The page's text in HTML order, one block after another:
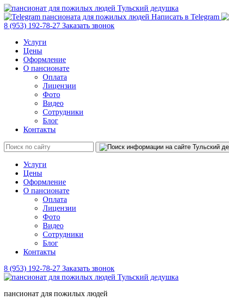
Написать в Telegram
8 (953) 192-78-27 Заказать звонок
Услуги
Цены
Оформление
О пансионате
Оплата
Лицензии
Фото
Видео
Сотрудники
Блог
Контакты
Услуги
Цены
Оформление
О пансионате
Оплата
Лицензии
Фото
Видео
Сотрудники
Блог
Контакты
8 (953) 192-78-27 Заказать звонок
пансионат для пожилых людей